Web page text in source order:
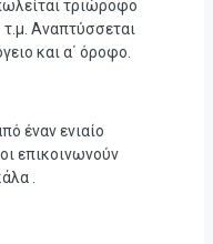
τριώροφο
τ.μ. Αναπτύσσεται
και α΄ όροφο.
έναν ενιαίο
επικοινωνούν
.